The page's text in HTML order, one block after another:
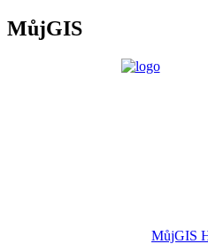
MůjGIS
MůjGIS